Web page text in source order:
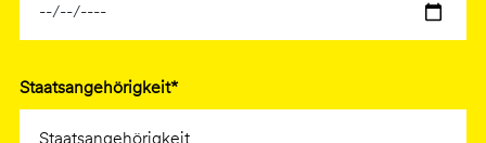
Staatsangehörigkeit*